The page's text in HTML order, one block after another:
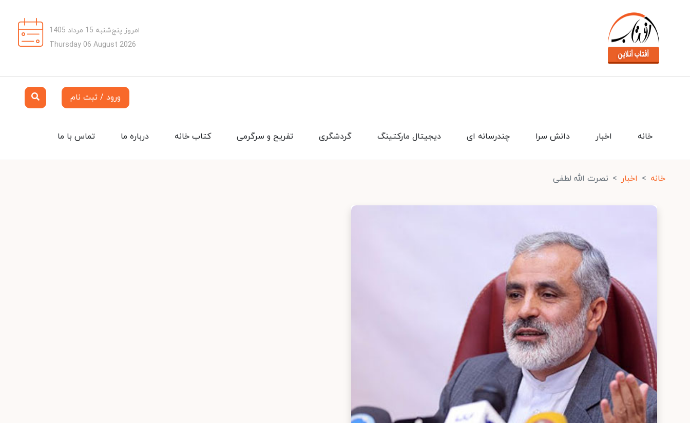
امروز پنج‌شنبه 15 مرداد 1405
Thursday 06 August 2026
ورود / ثبت نام
تماس با ما درباره ما کتاب خانه تفریح و سرگرمی گردشگری دیجیتال مارکتینگ چندرسانه ای دانش سرا اخبار خانه
خانه اخبار نصرت الله لطفی